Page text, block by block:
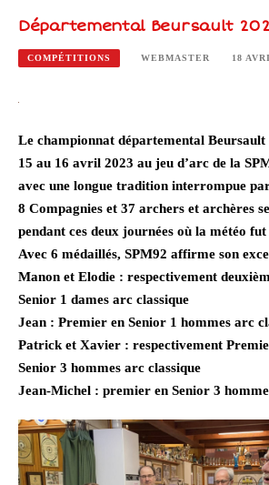
Départemental Beursault
COMPÉTITIONS WEBMASTER 18
Le championnat départemental Beursault
15 au 16 avril 2023 au jeu d’arc de la
avec une longue tradition interrompue
8 Compagnies et 37 archers et archères
pendant ces deux journées où la météo fut
Avec 6 médaillés, SPM92 affirme son
Manon et Elodie : respectivement
Senior 1 dames arc classique
Jean : Premier en Senior 1 hommes arc
Patrick et Xavier : respectivement
Senior 3 hommes arc classique
Jean-Michel : premier en Senior 3